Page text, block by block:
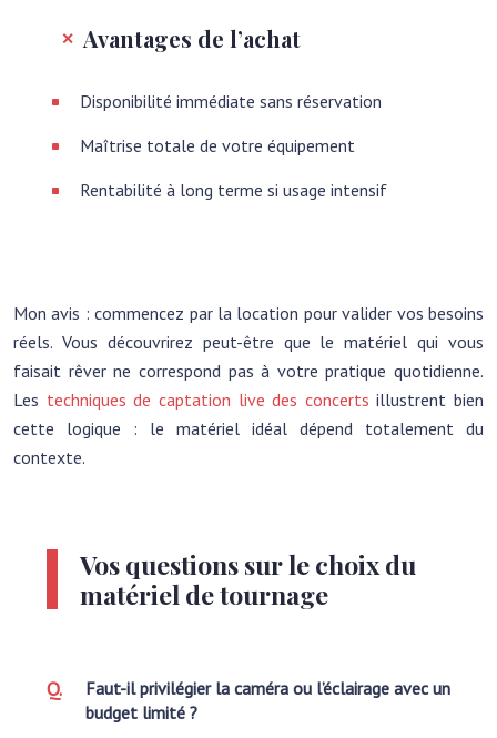
Avantages de l’achat
Disponibilité immédiate sans réservation
Maîtrise totale de votre équipement
Rentabilité à long terme si usage intensif
Mon avis : commencez par la location pour valider vos besoins
réels. Vous découvrirez peut-être que le matériel qui vous
faisait rêver ne correspond pas à votre pratique quotidienne.
Les techniques de captation live des concerts illustrent bien
cette logique : le matériel idéal dépend totalement du
contexte.
Vos questions sur le choix du
matériel de tournage
Faut-il privilégier la caméra ou l’éclairage avec un
budget limité ?